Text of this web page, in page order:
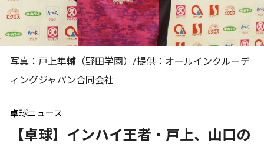
写真：戸上隼輔（野田学園）/提供：オールインクルーデ
ィングジャパン合同会社
卓球ニュース
【卓球】インハイ王者・戸上、山口の